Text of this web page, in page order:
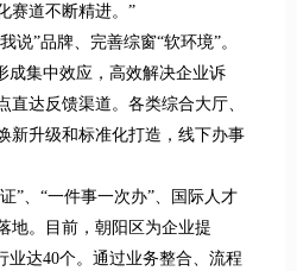
赛道不断精进。”
说”品牌、完善综窗“软环境”。
成集中效应，高效解决企业诉
直达反馈渠道。各类综合大厅、
新升级和标准化打造，线下办事
”、“一件事一次办”、国际人才
地。目前，朝阳区为企业提
业达40个。通过业务整合、流程